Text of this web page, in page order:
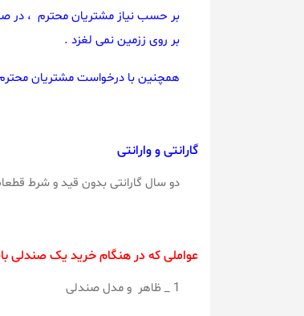
بر حسب نیاز مشتریان محترم ، در
بر روی ززمین نمی لغزد .
همچنین با درخواست مشتریان
گارانتی و وارانتی
دو سال گارانتی بدون قید و شرط قطعات و 10 سال خدمات پس از فروش ، خیال شما را از بابت کیفیت و عملکرد صندلی
عواملی که در هنگام خرید یک صندلی
1 _ ظاهر و مدل صندلی